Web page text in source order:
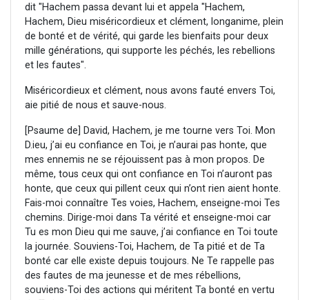
dit "Hachem passa devant lui et appela "Hachem,
Hachem, Dieu miséricordieux et clément, longanime, plein
de bonté et de vérité, qui garde les bienfaits pour deux
mille générations, qui supporte les péchés, les rebellions
et les fautes".
Miséricordieux et clément, nous avons fauté envers Toi,
aie pitié de nous et sauve-nous.
[Psaume de] David, Hachem, je me tourne vers Toi. Mon
D.ieu, j’ai eu confiance en Toi, je n’aurai pas honte, que
mes ennemis ne se réjouissent pas à mon propos. De
même, tous ceux qui ont confiance en Toi n’auront pas
honte, que ceux qui pillent ceux qui n’ont rien aient honte.
Fais-moi connaître Tes voies, Hachem, enseigne-moi Tes
chemins. Dirige-moi dans Ta vérité et enseigne-moi car
Tu es mon Dieu qui me sauve, j’ai confiance en Toi toute
la journée. Souviens-Toi, Hachem, de Ta pitié et de Ta
bonté car elle existe depuis toujours. Ne Te rappelle pas
des fautes de ma jeunesse et de mes rébellions,
souviens-Toi des actions qui méritent Ta bonté en vertu